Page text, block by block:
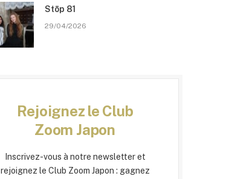
Stōp 81
29/04/2026
Rejoignez le Club
Zoom Japon
Inscrivez-vous à notre newsletter et
rejoignez le Club Zoom Japon : gagnez